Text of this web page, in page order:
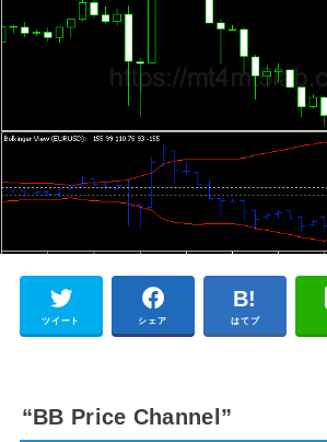
ツイート シェア はてブ
“BB Price Channel”